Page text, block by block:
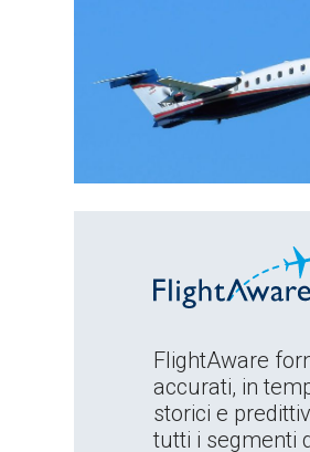
FlightAware
accurati, in
storici e
tutti i segmenti